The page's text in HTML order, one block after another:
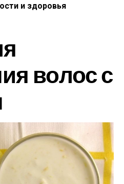
и здоровья
волос с